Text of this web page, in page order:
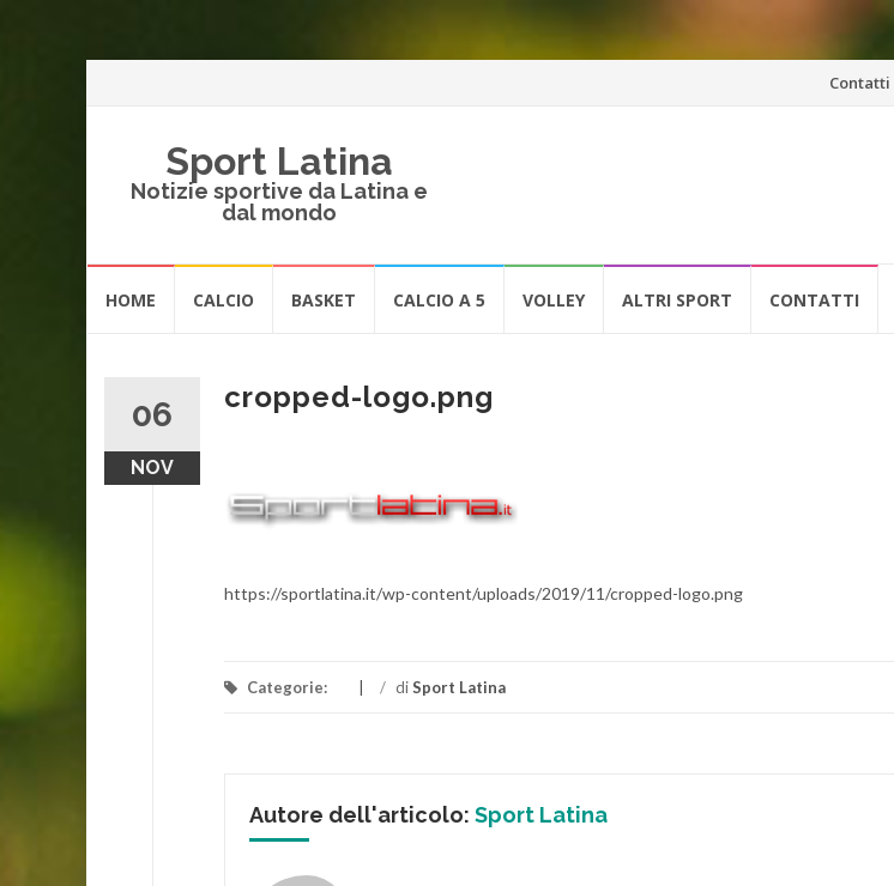
VaiContatti
Sport Latina
Notizie sportive da Latina e
dal mondo
HOME CALCIO BASKET CALCIO A 5 VOLLEY ALTRI SPORT CONTATTI
06
NOV
cropped-logo.png
https://sportlatina.it/wp-content/uploads/2019/11/cropped-logo.png
Categorie: / diSport Latina
Autore dell'articolo: Sport Latina